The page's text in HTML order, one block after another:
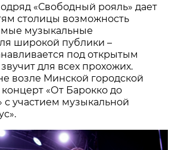
«Свободный рояль» дает
столицы возможность
музыкальные
широкой публики –
под открытым
для всех прохожих.
возле Минской городской
«От Барокко до
с участием музыкальной